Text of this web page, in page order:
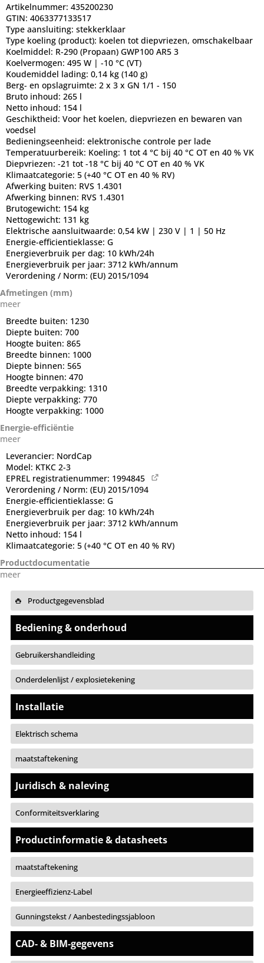
Artikelnummer: 435200230
GTIN: 4063377133517
Type aansluiting: stekkerklaar
Type koeling (product): koelen tot diepvriezen, omschakelbaar
Koelmiddel: R-290 (Propaan) GWP100 AR5 3
Koelvermogen: 495 W | -10 °C (VT)
Koudemiddel lading: 0,14 kg (140 g)
Berg- en opslagruimte: 2 x 3 x GN 1/1 - 150
Bruto inhoud: 265 l
Netto inhoud: 154 l
Geschiktheid: Voor het koelen, diepvriezen en bewaren van
voedsel
Bedieningseenheid: elektronische controle per lade
Temperatuurbereik: Koeling: 1 tot 4 °C bij 40 °C OT en 40 % VK
Diepvriezen: -21 tot -18 °C bij 40 °C OT en 40 % VK
Klimaatcategorie: 5 (+40 °C OT en 40 % RV)
Afwerking buiten: RVS 1.4301
Afwerking binnen: RVS 1.4301
Brutogewicht: 154 kg
Nettogewicht: 131 kg
Elektrische aansluitwaarde: 0,54 kW | 230 V | 1 | 50 Hz
Energie-efficientieklasse: G
Energieverbruik per dag: 10 kWh/24h
Energieverbruik per jaar: 3712 kWh/annum
Verordening / Norm: (EU) 2015/1094
Afmetingen (mm)
meer
Breedte buiten: 1230
Diepte buiten: 700
Hoogte buiten: 865
Breedte binnen: 1000
Diepte binnen: 565
Hoogte binnen: 470
Breedte verpakking: 1310
Diepte verpakking: 770
Hoogte verpakking: 1000
Energie-efficiëntie
meer
Leverancier: NordCap
Model: KTKC 2-3
EPREL registratienummer: 1994845
Verordening / Norm: (EU) 2015/1094
Energie-efficientieklasse: G
Energieverbruik per dag: 10 kWh/24h
Energieverbruik per jaar: 3712 kWh/annum
Netto inhoud: 154 l
Klimaatcategorie: 5 (+40 °C OT en 40 % RV)
Productdocumentatie
meer
Productgegevensblad
Bediening & onderhoud
Gebruikershandleiding
Onderdelenlijst / explosietekening
Installatie
Elektrisch schema
maatstaftekening
Juridisch & naleving
Conformiteitsverklaring
Productinformatie & datasheets
maatstaftekening
Energieeffizienz-Label
Gunningstekst / Aanbestedingssjabloon
CAD- & BIM-gegevens